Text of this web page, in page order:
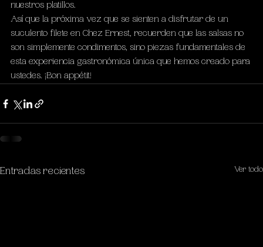
nuestros platillos.
Así que la próxima vez que se sienten a disfrutar de un
suculento filete en Chez Ernest, recuerden que las salsas no
son simplemente condimentos, sino piezas fundamentales de
esta experiencia gastronómica única que hemos creado para
ustedes. ¡Bon appétit!
Entradas recientes Ver todo